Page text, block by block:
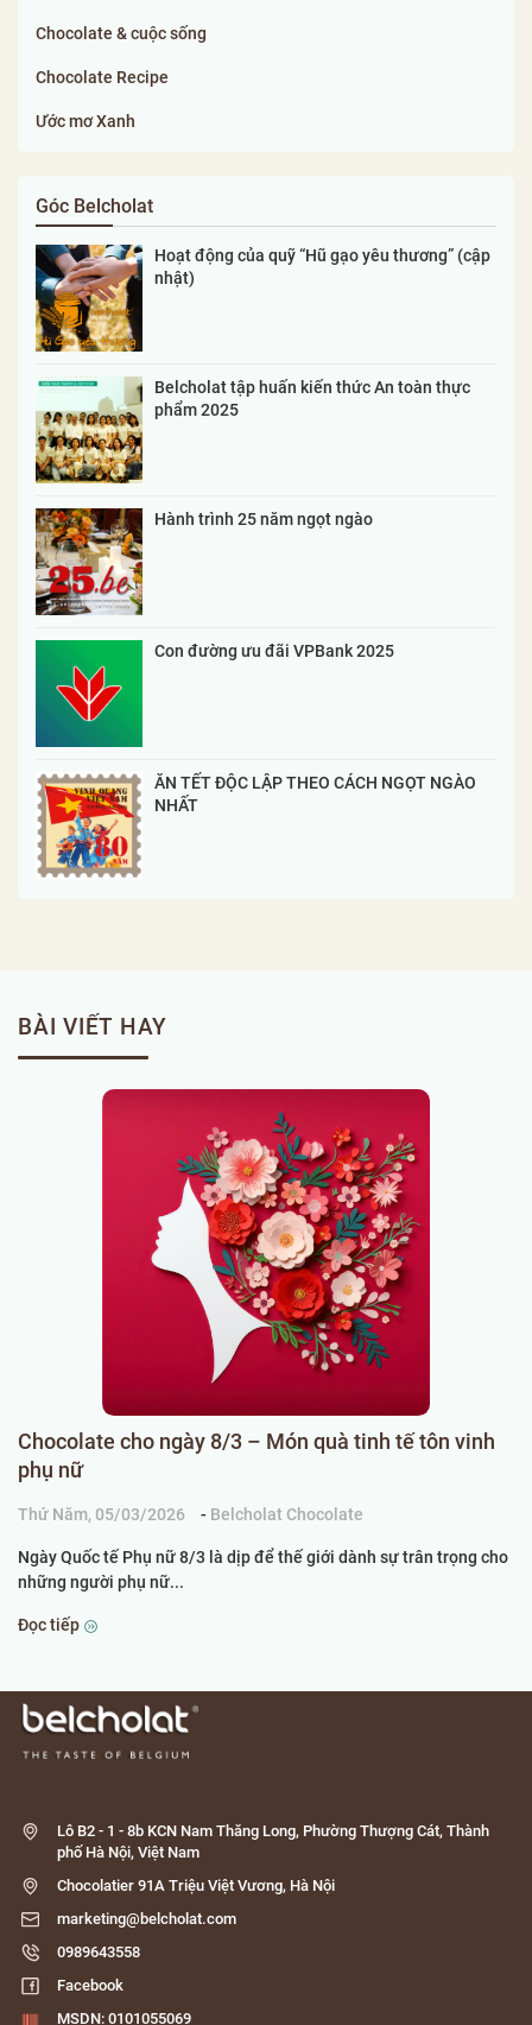
Chocolate & cuộc sống
Chocolate Recipe
Ước mơ Xanh
Góc Belcholat
Hoạt động của quỹ “Hũ gạo yêu thương” (cập
nhật)
Belcholat tập huấn kiến thức An toàn thực
phẩm 2025
Hành trình 25 năm ngọt ngào
Con đường ưu đãi VPBank 2025
ĂN TẾT ĐỘC LẬP THEO CÁCH NGỌT NGÀO
NHẤT
BÀI VIẾT HAY
Chocolate cho ngày 8/3 – Món quà tinh tế tôn vinh
phụ nữ
Thứ Năm, 05/03/2026 - Belcholat Chocolate
Ngày Quốc tế Phụ nữ 8/3 là dịp để thế giới dành sự trân trọng cho
những người phụ nữ...
Đọc tiếp
Lô B2 - 1 - 8b KCN Nam Thăng Long, Phường Thượng Cát, Thành
phố Hà Nội, Việt Nam
Chocolatier 91A Triệu Việt Vương, Hà Nội
marketing@belcholat.com
0989643558
Facebook
MSDN: 0101055069